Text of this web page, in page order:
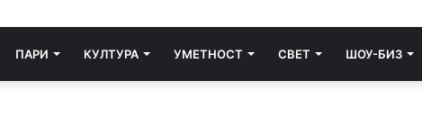
ПАРИ КУЛТУРА УМЕТНОСТ СВЕТ ШОУ-БИЗ